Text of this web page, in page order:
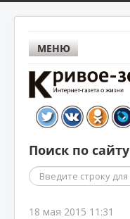
МЕНЮ
Поиск по сайту
Поиск
18 мая 2015 11:31